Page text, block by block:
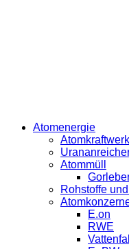
Atomenergie
Atommüll
Rohstoffe
E.on
RWE
Vattenfall